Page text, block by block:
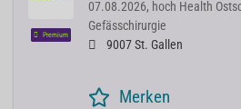
Premium
07.08.2026, hoch Health
Gefässchirurgie
9007 St. Gallen
Merken